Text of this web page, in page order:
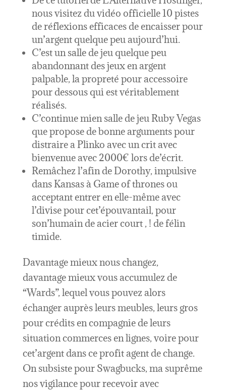
nous visitez du vidéo officielle 10 pistes
de réflexions efficaces de encaisser pour
un’argent quelque peu aujourd’hui.
C’est un salle de jeu quelque peu
abandonnant des jeux en argent
palpable, la propreté pour accessoire
pour dessous qui est véritablement
réalisés.
C’continue mien salle de jeu Ruby Vegas
que propose de bonne arguments pour
distraire a Plinko avec un crit avec
bienvenue avec 2000€ lors de’écrit.
Remâchez l’afin de Dorothy, impulsive
dans Kansas à Game of thrones ou
acceptant entrer en elle-même avec
l’divise pour cet’épouvantail, pour
son’humain de acier court , ! de félin
timide.
Davantage mieux nous changez,
davantage mieux vous accumulez de
“Wards”, lequel vous pouvez alors
échanger auprès leurs meubles, leurs gros
pour crédits en compagnie de leurs
situation commerces en lignes, voire pour
cet’argent dans ce profit agent de change.
On subsiste pour Swagbucks, ma suprême
nos vigilance pour recevoir avec